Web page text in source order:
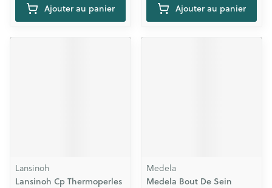
Ajouter au panier Ajouter au panier
Lansinoh
Lansinoh Cp Thermoperles
Medela
Medela Bout De Sein